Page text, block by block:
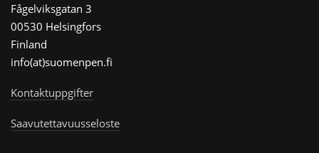
Fågelviksgatan 3
00530 Helsingfors
Finland
info(at)suomenpen.fi
Kontaktuppgifter
Saavutettavuusseloste